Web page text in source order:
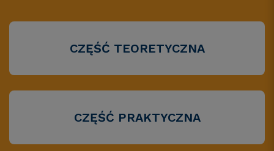
CZĘŚĆ TEORETYCZNA
CZĘŚĆ PRAKTYCZNA